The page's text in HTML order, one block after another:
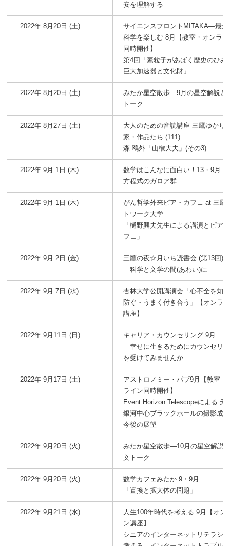
安を理解する
2022年 8月20日 (土)
サイエンスフロントMITAKA―最先
科学を楽しむ 8月【教室・オンラ
同時開催】
第4回「素粒子があばく歴史のひ
巨大加速器と文化財」
2022年 8月20日 (土)
みたか星空散歩―9月の星空解説と
トーク
2022年 8月27日 (土)
大人のための音読講座 三鷹ゆかり
家・作品たち (111)
森 鴎外「山椒大夫」(その3)
2022年 9月 1日 (木)
数学はこんなに面白い！13・9月
方程式のガロア群
2022年 9月 1日 (木)
がん哲学外来ピア・カフェ at 三鷹
トワーク大学
「樋野興夫先生による講演とピア
フェ」
2022年 9月 2日 (金)
三鷹の夜☆月いち読書会 (第13回)
―科学と文学の間(あわい)に
2022年 9月 7日 (水)
杏林大学公開講演会「心不全を知
防ぐ・うまく付き合う」【オンラ
講座】
2022年 9月11日 (日)
キャリア・カウンセリング 9月
―幸せに生きるためにカウンセリ
を受けてみませんか
2022年 9月17日 (土)
アストロノミー・パブ9月【教室・
ライン同時開催】
Event Horizon Telescopeによる 天
銀河中心ブラックホールの撮影成
今後の展望
2022年 9月20日 (火)
みたか星空散歩―10月の星空解説
文トーク
2022年 9月20日 (火)
数学カフェみたか 9・9月
「置換と拡大体の問題」
2022年 9月21日 (水)
人生100年時代を考える 9月【オン
ン講座】
シニアのインターネットリテラシ